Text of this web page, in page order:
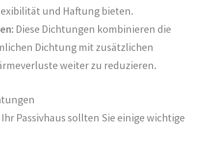
und Haftung bieten.
Diese Dichtungen kombinieren die
Dichtung mit zusätzlichen
weiter zu reduzieren.
Passivhaus sollten Sie einige wichtige